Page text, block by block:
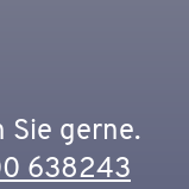
Sie gerne.
638243